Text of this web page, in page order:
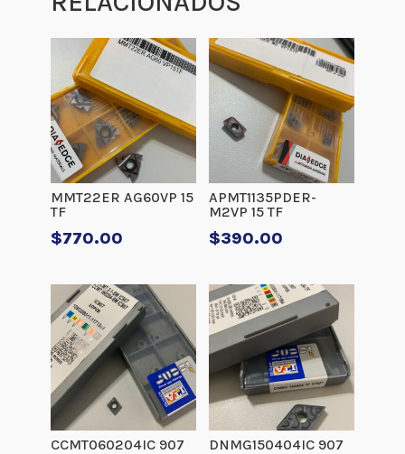
MMT22ER AG60VP 15
TF
$770.00
APMT1135PDER-
M2VP 15 TF
$390.00
CCMT060204IC 907 DNMG150404IC 907